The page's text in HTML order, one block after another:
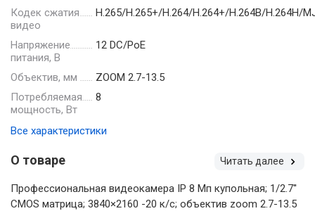
Кодек сжатия
видео
H.265/H.265+/H.264/H.264+/H.264В/H.264Н/
Напряжение
питания, В
12 DC/PoE
Объектив, мм
ZOOM 2.7-13.5
Потребляемая
мощность, Вт
8
Все характеристики
О товаре Читать далее
Профессиональная видеокамера IP 8 Мп купольная; 1/2.7''
CMOS матрица; 3840×2160 -20 к/с; объектив zoom 2.7-13.5